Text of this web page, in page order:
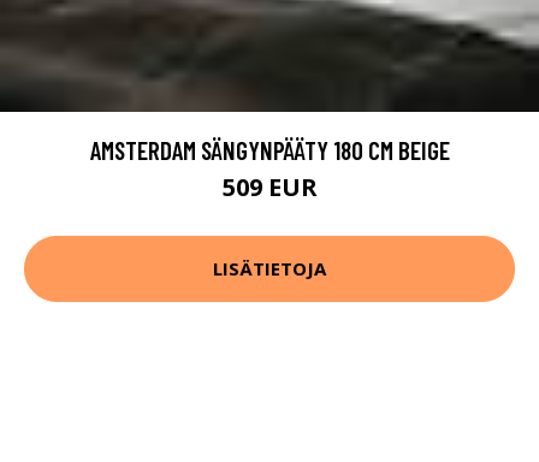
AMSTERDAM SÄNGYNPÄÄTY 180 CM BEIGE
509 EUR
LISÄTIETOJA